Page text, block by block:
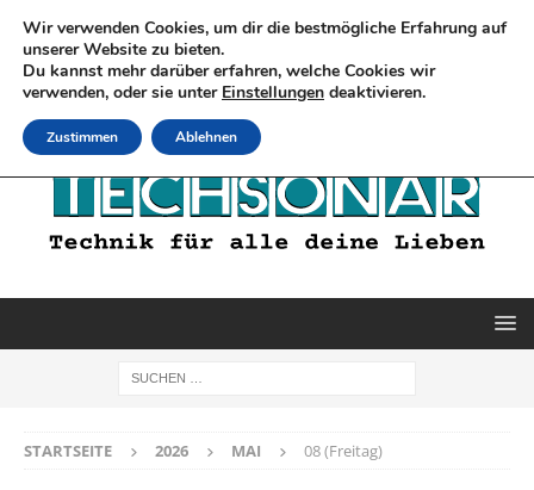
STARTSEITE 2026 MAI 08 (Freitag)
Wir verwenden Cookies, um dir die bestmögliche Erfahrung auf
unserer Website zu bieten.
Du kannst mehr darüber erfahren, welche Cookies wir
verwenden, oder sie unter Einstellungen deaktivieren.
Zustimmen Ablehnen